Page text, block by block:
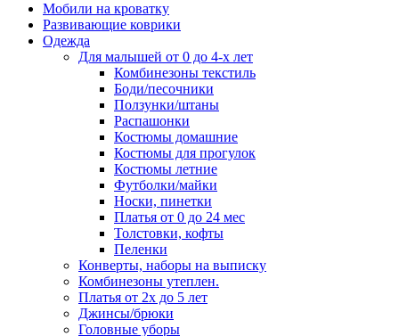
Мобили на кроватку
Развивающие коврики
Одежда
Для малышей от 0 до 4-х лет
Комбинезоны текстиль
Боди/песочники
Ползунки/штаны
Распашонки
Костюмы домашние
Костюмы для прогулок
Костюмы летние
Футболки/майки
Носки, пинетки
Платья от 0 до 24 мес
Толстовки, кофты
Пеленки
Конверты, наборы на выписку
Комбинезоны утеплен.
Платья от 2х до 5 лет
Джинсы/брюки
Головные уборы